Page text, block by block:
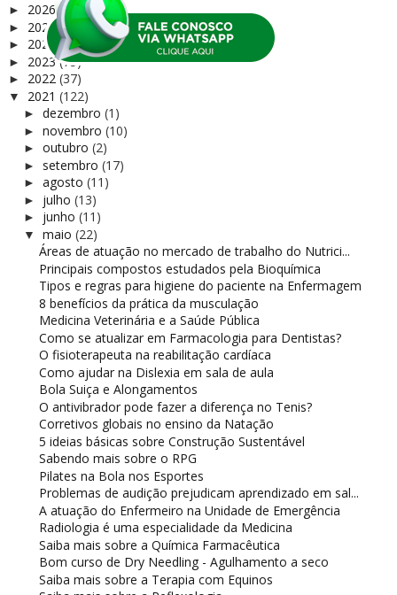
► 2026(9)
► 2025(68)
► 2024(72)
► 2023(75)
► 2022 (37)
▼ 2021 (122)
► dezembro (1)
► novembro (10)
► outubro (2)
► setembro (17)
► agosto (11)
► julho (13)
► junho (11)
▼ maio (22)
Áreas de atuação no mercado de trabalho do Nutrici...
Principais compostos estudados pela Bioquímica
Tipos e regras para higiene do paciente na Enfermagem
8 benefícios da prática da musculação
Medicina Veterinária e a Saúde Pública
Como se atualizar em Farmacologia para Dentistas?
O fisioterapeuta na reabilitação cardíaca
Como ajudar na Dislexia em sala de aula
Bola Suiça e Alongamentos
O antivibrador pode fazer a diferença no Tenis?
Corretivos globais no ensino da Natação
5 ideias básicas sobre Construção Sustentável
Sabendo mais sobre o RPG
Pilates na Bola nos Esportes
Problemas de audição prejudicam aprendizado em sal...
A atuação do Enfermeiro na Unidade de Emergência
Radiologia é uma especialidade da Medicina
Saiba mais sobre a Química Farmacêutica
Bom curso de Dry Needling - Agulhamento a seco
Saiba mais sobre a Terapia com Equinos